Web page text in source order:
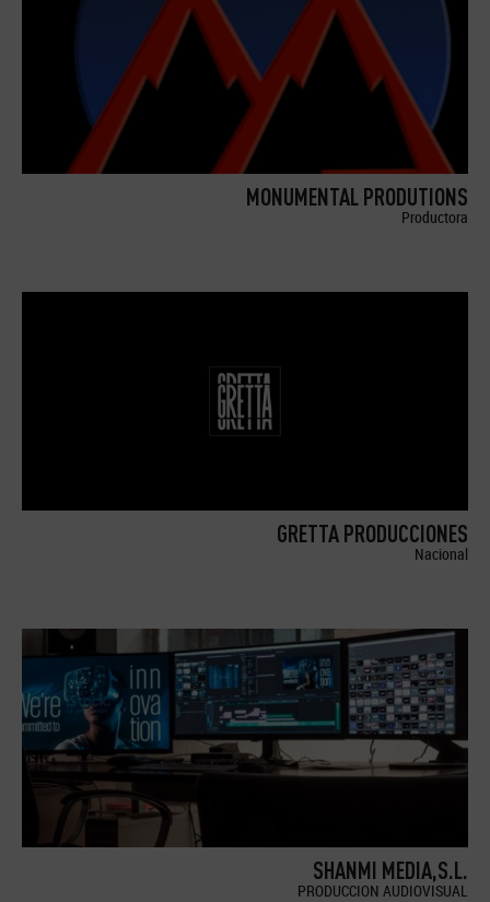
MONUMENTAL PRODUTIONS
Productora
GRETTA PRODUCCIONES
Nacional
SHANMI MEDIA,S.L.
PRODUCCION AUDIOVISUAL